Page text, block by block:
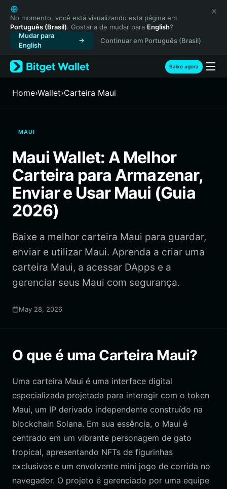
English
日本語
Tiếng Việt
Русский
Español (Latinoamérica)
Türkçe
Français
繁體中文
Bahasa Indonesia
ภาษาไทย
हिन्दी
Español
Português (Brasil)
No momento, você está visualizando esta página em
Português (Brasil). Gostaria de mudar para English?
Mudar para
English
Continuar em Português (Brasil)
Baixe agora
Home›Wallet›Carteira Maui
MAUI
Maui Wallet: A Melhor
Carteira para Armazenar,
Enviar e Usar Maui (Guia
2026)
Baixe a melhor carteira Maui para guardar,
enviar e utilizar Maui. Aprenda a criar uma
carteira Maui, a acessar DApps e a
gerenciar seus Maui com segurança.
May 28, 2026
O que é uma Carteira Maui?
Uma carteira Maui é uma interface digital
especializada projetada para interagir com o token
Maui, um IP derivado independente construído na
blockchain Solana. Em sua essência, o Maui é
centrado em um vibrante personagem de gato
tropical, apresentando NFTs de figurinhas
exclusivos e um envolvente mini jogo de corrida no
navegador. O projeto é gerenciado por uma equipe